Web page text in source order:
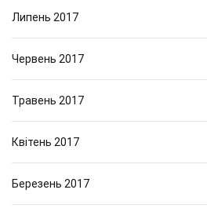
Липень 2017
Червень 2017
Травень 2017
Квітень 2017
Березень 2017